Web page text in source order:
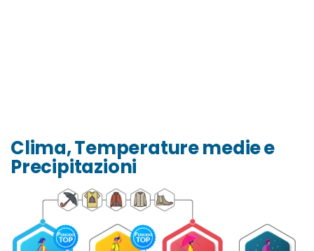
Clima, Temperature medie e
Precipitazioni